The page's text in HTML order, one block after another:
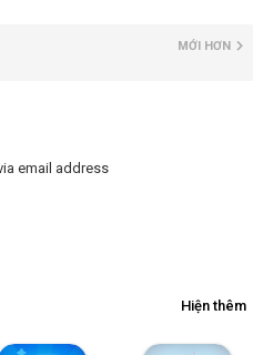
MỚI HƠN
email address
Hiện thêm